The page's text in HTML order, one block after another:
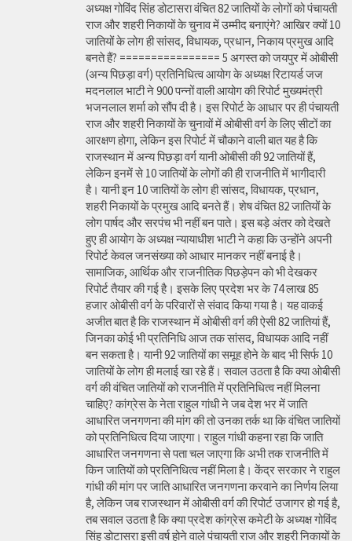
अध्यक्ष गोविंद सिंह डोटासरा वंचित 82 जातियों के लोगों को पंचायती
राज और शहरी निकायों के चुनाव में उम्मीद बनाएंगे? आखिर क्यों 10
जातियों के लोग ही सांसद, विधायक, प्रधान, निकाय प्रमुख आदि
बनते हैं? ================ 5 अगस्त को जयपुर में ओबीसी
(अन्य पिछड़ा वर्ग) प्रतिनिधित्व आयोग के अध्यक्ष रिटायर्ड जज
मदनलाल भाटी ने 900 पन्नों वाली आयोग की रिपोर्ट मुख्यमंत्री
भजनलाल शर्मा को सौंप दी है। इस रिपोर्ट के आधार पर ही पंचायती
राज और शहरी निकायों के चुनावों में ओबीसी वर्ग के लिए सीटों का
आरक्षण होगा, लेकिन इस रिपोर्ट में चौकाने वाली बात यह है कि
राजस्थान में अन्य पिछड़ा वर्ग यानी ओबीसी की 92 जातियों हैं,
लेकिन इनमें से 10 जातियों के लोगों की ही राजनीति में भागीदारी
है। यानी इन 10 जातियों के लोग ही सांसद, विधायक, प्रधान,
शहरी निकायों के प्रमुख आदि बनते हैं। शेष वंचित 82 जातियों के
लोग पार्षद और सरपंच भी नहीं बन पाते। इस बड़े अंतर को देखते
हुए ही आयोग के अध्यक्ष न्यायाधीश भाटी ने कहा कि उन्होंने अपनी
रिपोर्ट केवल जनसंख्या को आधार मानकर नहीं बनाई है।
सामाजिक, आर्थिक और राजनीतिक पिछड़ेपन को भी देखकर
रिपोर्ट तैयार की गई है। इसके लिए प्रदेश भर के 74 लाख 85
हजार ओबीसी वर्ग के परिवारों से संवाद किया गया है। यह वाकई
अजीत बात है कि राजस्थान में ओबीसी वर्ग की ऐसी 82 जातियां हैं,
जिनका कोई भी प्रतिनिधि आज तक सांसद, विधायक आदि नहीं
बन सकता है। यानी 92 जातियों का समूह होने के बाद भी सिर्फ 10
जातियों के लोग ही मलाई खा रहे हैं। सवाल उठता है कि क्या ओबीसी
वर्ग की वंचित जातियों को राजनीति में प्रतिनिधित्व नहीं मिलना
चाहिए? कांग्रेस के नेता राहुल गांधी ने जब देश भर में जाति
आधारित जनगणना की मांग की तो उनका तर्क था कि वंचित जातियों
को प्रतिनिधित्व दिया जाएगा। राहुल गांधी कहना रहा कि जाति
आधारित जनगणना से पता चल जाएगा कि अभी तक राजनीति में
किन जातियों को प्रतिनिधित्व नहीं मिला है। केंद्र सरकार ने राहुल
गांधी की मांग पर जाति आधारित जनगणना करवाने का निर्णय लिया
है, लेकिन जब राजस्थान में ओबीसी वर्ग की रिपोर्ट उजागर हो गई है,
तब सवाल उठता है कि क्या प्रदेश कांग्रेस कमेटी के अध्यक्ष गोविंद
सिंह डोटासरा इसी वर्ष होने वाले पंचायती राज और शहरी निकायों के